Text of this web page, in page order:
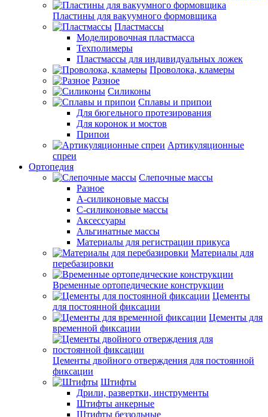
Пластины для вакуумного формовщика
Пластмассы
Моделировочная пластмасса
Техполимеры
Пластмассы для индивидуальных ложек
Проволока, кламеры
Разное
Силиконы
Сплавы и припои
Для бюгельного протезирования
Для коронок и мостов
Припои
Артикуляционные
спреи
Ортопедия
Слепочные массы
Разное
А-силиконовые массы
С-силиконовые массы
Аксессуары
Альгинатные массы
Материалы для регистрации прикуса
Материалы для
перебазировки
Временные ортопедические конструкции
Цементы
для постоянной фиксации
Цементы для
временной фиксации
Цементы двойного отверждения для постоянной
фиксации
Штифты
Дрили, развертки, инструменты
Штифты анкерные
Штифты беззольные